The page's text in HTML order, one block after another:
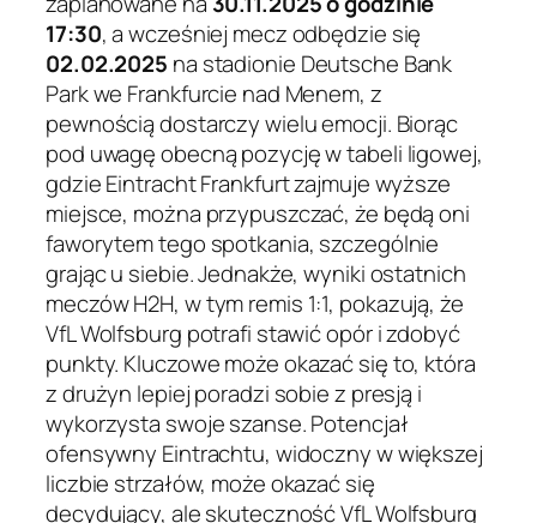
17:30, a wcześniej mecz odbędzie się
02.02.2025 na stadionie Deutsche Bank
Park we Frankfurcie nad Menem, z
pewnością dostarczy wielu emocji. Biorąc
pod uwagę obecną pozycję w tabeli ligowej,
gdzie Eintracht Frankfurt zajmuje wyższe
miejsce, można przypuszczać, że będą oni
faworytem tego spotkania, szczególnie
grając u siebie. Jednakże, wyniki ostatnich
meczów H2H, w tym remis 1:1, pokazują, że
VfL Wolfsburg potrafi stawić opór i zdobyć
punkty. Kluczowe może okazać się to, która
z drużyn lepiej poradzi sobie z presją i
wykorzysta swoje szanse. Potencjał
ofensywny Eintrachtu, widoczny w większej
liczbie strzałów, może okazać się
decydujący, ale skuteczność VfL Wolfsburg